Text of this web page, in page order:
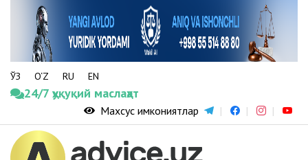
ЎЗ O‘Z RU EN
24/7 ҳуқуқий маслаҳат
Махсус имкониятлар